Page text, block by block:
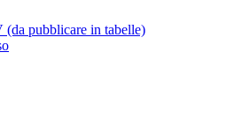
(da pubblicare in tabelle)